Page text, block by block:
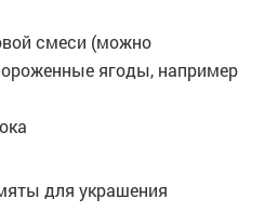
смеси (можно
ягоды, например
для украшения